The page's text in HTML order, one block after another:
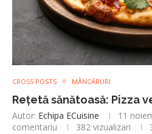
CROSS POSTS MÂNCĂRURI
Rețetă sănătoasă: Pizza
Autor: Echipa ECuisine 11
comentariu
382 vizualizari